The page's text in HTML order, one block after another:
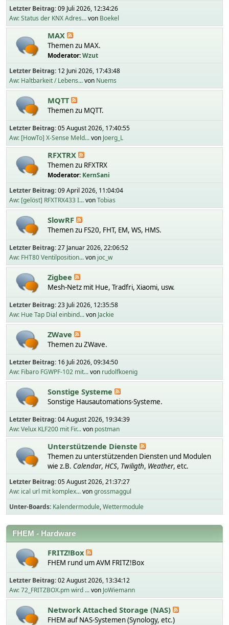
Letzter Beitrag:09 Juli 2026, 12:34:26
Aw: Status der KNX Adres...von Boekel
MAX
Themen zu MAX.
Moderator:Wzut
Letzter Beitrag: 12 Juni 2026, 17:43:48
Aw: Haltbarkeit / Lebens...von Nuems
MQTT
Themen zu MQTT.
Letzter Beitrag:05 August 2026, 17:40:55
Aw: [HowTo] X-Sense Meld...von Joerg_L
RFXTRX
Themen zu RFXTRX
Moderator: KernSani
Letzter Beitrag:09 April 2026, 11:04:04
Aw: [gelöst] RFXTRX433 I...vonTobias
SlowRF
Themen zu FS20, FHT, EM, WS, HMS.
Letzter Beitrag:27 Januar 2026, 22:06:52
Aw: FHT80 Ventilposition...von joc_w
Zigbee
Mesh-Netz mit Hue, Tradfri, Xiaomi, usw.
Letzter Beitrag:23 Juli 2026, 12:35:58
Aw: Hue Tap Dial einbind...von Jackie
ZWave
Themen zu ZWave.
Letzter Beitrag: 16 Juli 2026, 09:34:50
Aw: Fibaro FGWPF-102 mit...von rudolfkoenig
Sonstige Systeme
Sonstige Hausautomations-Systeme.
Letzter Beitrag:04 August 2026, 19:34:39
Aw: Velux KLF200 mit Fir...von postman
Unterstützende Dienste
Themen zu unterstützenden Diensten und Modulen
wie z.B. Calendar, HCS, Twiligth, Weather, etc.
Letzter Beitrag:05 August 2026, 21:37:27
Aw: ical url mit komplex...vongrossmaggul
Unter-Boards Kalendermodule Wettermodule
FHEM - Hardware
FRITZ!Box
FHEM rund um AVM FRITZ!Box
Letzter Beitrag:02 August 2026, 13:34:12
Aw: 72_FRITZBOX.pm wird ...von JoWiemann
Network Attached Storage (NAS)
FHEM auf NAS-Systemen (Synology, etc.)